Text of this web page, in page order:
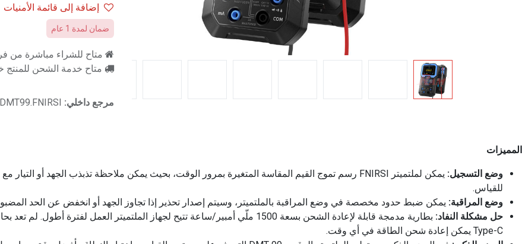
إضافة إلى قائمة الأمنيات
ضمان لمدة 1 عام
متاح للشراء مباشرة من
متاح خدمة الشحن للمنتج خلال 2-3
مرجع داخلي:
المميزات
وضع التسجيل:
للقياس.
وضع المراقبة: يمكن ضبط حدود مخصصة في وضع المراقبة بالملتميتر، وسيتم إصدار تحذير إذا تجاوز الجهد أو انخفض عن الحد
حل مشكلة النفاد:
بطارية مدمجة قابلة لإعادة الشحن بسعة 1500 ملّي أمبير/ساعة تتيح لجهاز الملتميتر
Type-C يمكن إعادة شحن الطاقة في أي وقت.